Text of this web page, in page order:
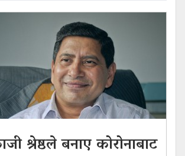
श्रेष्ठले बनाए कोरोनाबाट